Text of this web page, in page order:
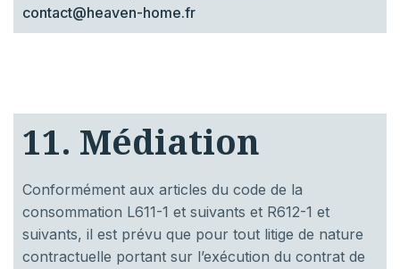
contact@heaven-home.fr
11. Médiation
Conformément aux articles du code de la
consommation L611-1 et suivants et R612-1 et
suivants, il est prévu que pour tout litige de nature
contractuelle portant sur l’exécution du contrat de